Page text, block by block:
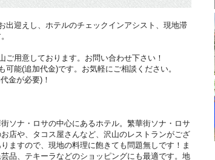
出迎えし、ホテルのチェックインアシスト、現地滞
ご用意しております。お問い合わせ下さい！
可能(追加代金)です。お気軽にご相談ください。
金が必要)！
ソナ・ロサの中心にあるホテル。繁華街ソナ・ロサ
店や、タコス屋さんなど、沢山のレストランがござ
ますので、現地の料理に飽きても問題無しです！ま
品、テキーラなどのショッピングにも最適です。地